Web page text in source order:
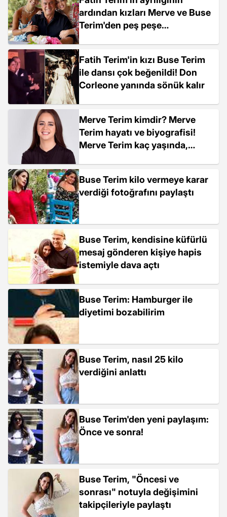
ardından kızları Merve ve Buse
Terim'den peş peşe
beyazlarla...
Fatih Terim'in kızı Buse Terim
ile dansı çok beğenildi! Don
Corleone yanında sönük kalır
Merve Terim kimdir? Merve
Terim hayatı ve biyografisi!
Merve Terim kaç yaşında,
Buse Terim kilo vermeye karar
verdiği fotoğrafını paylaştı
Buse Terim, kendisine küfürlü
mesaj gönderen kişiye hapis
istemiyle dava açtı
Buse Terim: Hamburger ile
diyetimi bozabilirim
Buse Terim, nasıl 25 kilo
verdiğini anlattı
Buse Terim'den yeni paylaşım:
Önce ve sonra!
Buse Terim, "Öncesi ve
sonrası" notuyla değişimini
takipçileriyle paylaştı